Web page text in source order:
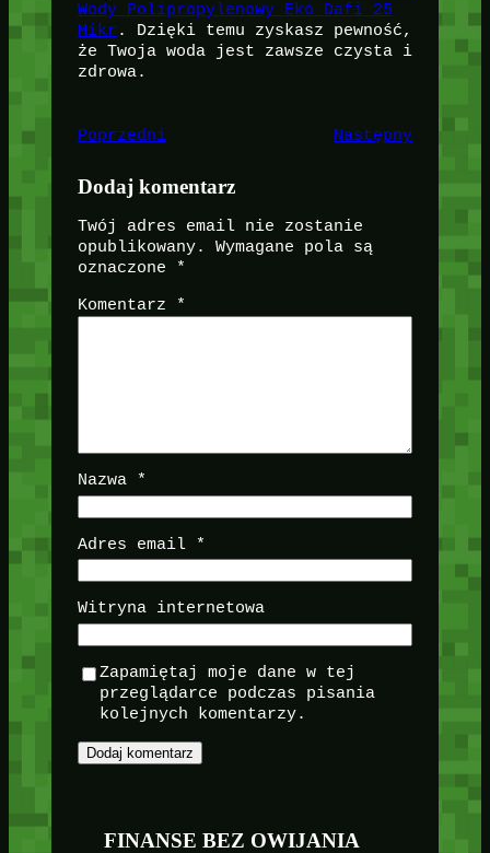
Wody Polipropylenowy Eko Dafi 25
Mikr . Dzięki temu zyskasz pewność,
że Twoja woda jest zawsze czysta i
zdrowa.
Poprzedni Następny
Dodaj komentarz
Twój adres email nie zostanie
opublikowany.
Wymagane pola są
oznaczone
*
Komentarz *
Nazwa *
Adres email *
Witryna internetowa
Zapamiętaj moje dane w tej
przeglądarce podczas pisania
kolejnych komentarzy.
FINANSE BEZ OWIJANIA